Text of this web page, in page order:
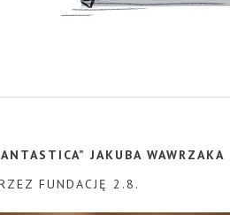
JAKUBA WAWRZAKA
FUNDACJĘ 2.8.